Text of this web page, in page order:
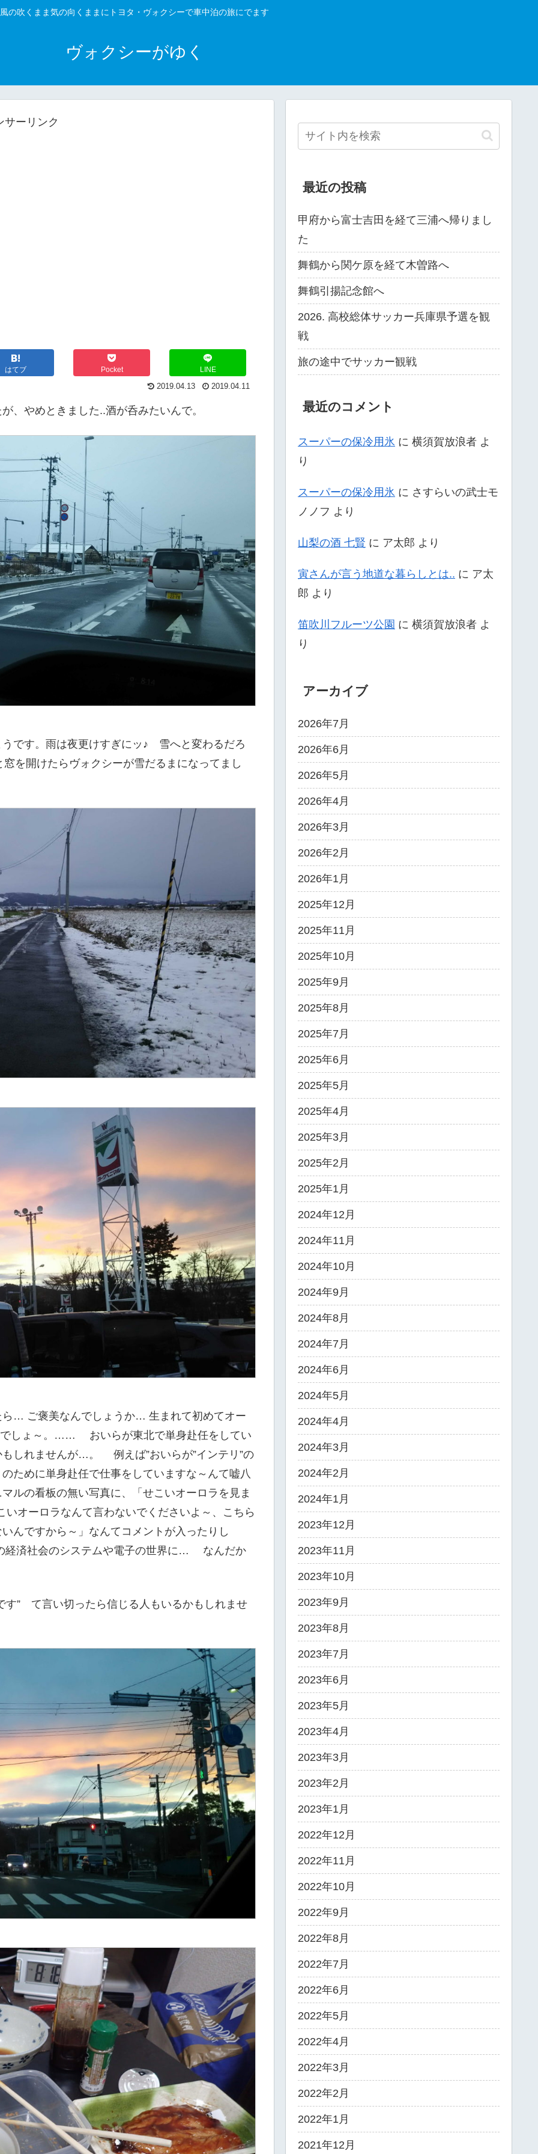
風の吹くまま気の向くままにトヨタ・ヴォクシーで車中泊の旅にでます
ヴォクシーがゆく
サーリンク
はてブ Pocket LINE
2019.04.13 2019.04.11
、やめときました..酒が呑みたいんで。
です。雨は夜更けすぎにッ♪ 雪へと変わるだろ
を開けたらヴォクシーが雪だるまになってまし
… ご褒美なんでしょうか… 生まれて初めてオー
しょ～。…… おいらが東北で単身赴任をしてい
しれませんが…。 例えば”おいらが”インテリ”の
ために単身赴任で仕事をしていますな～んて嘘八
ルの看板の無い写真に、「せこいオーロラを見ま
オーロラなんて言わないでくださいよ～、こちら
んですから～」なんてコメントが入ったりし
済社会のシステムや電子の世界に… なんだか
す” て言い切ったら信じる人もいるかもしれませ
最近の投稿
甲府から富士吉田を経て三浦へ帰りまし
た
舞鶴から関ケ原を経て木曽路へ
舞鶴引揚記念館へ
2026. 高校総体サッカー兵庫県予選を観
戦
旅の途中でサッカー観戦
最近のコメント
スーパーの保冷用氷 に 横須賀放浪者 よ
り
スーパーの保冷用氷 に さすらいの武士モ
ノノフ より
山梨の酒 七賢 に ア太郎 より
寅さんが言う地道な暮らしとは.. に ア太
郎 より
笛吹川フルーツ公園 に 横須賀放浪者 よ
り
アーカイブ
2026年7月
2026年6月
2026年5月
2026年4月
2026年3月
2026年2月
2026年1月
2025年12月
2025年11月
2025年10月
2025年9月
2025年8月
2025年7月
2025年6月
2025年5月
2025年4月
2025年3月
2025年2月
2025年1月
2024年12月
2024年11月
2024年10月
2024年9月
2024年8月
2024年7月
2024年6月
2024年5月
2024年4月
2024年3月
2024年2月
2024年1月
2023年12月
2023年11月
2023年10月
2023年9月
2023年8月
2023年7月
2023年6月
2023年5月
2023年4月
2023年3月
2023年2月
2023年1月
2022年12月
2022年11月
2022年10月
2022年9月
2022年8月
2022年7月
2022年6月
2022年5月
2022年4月
2022年3月
2022年2月
2022年1月
2021年12月